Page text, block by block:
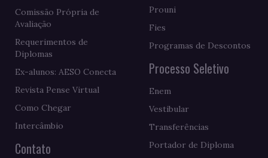
Comissão Própria de
Avaliação
Requerimentos de
Diplomas
Ex-alunos: AESO Conecta
Revista Pense Virtual
Como Chegar
Intercâmbio
Contato
Prouni
Fies
Programas de Descontos
Processo Seletivo
Enem
Vestibular
Transferências
Portador de Diploma